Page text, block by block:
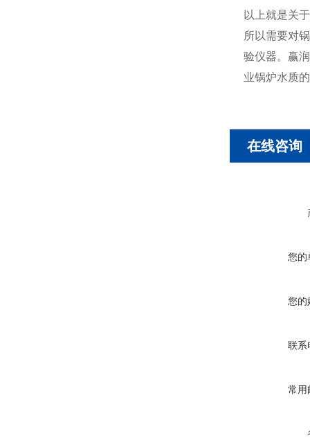
以上就是关于
所以需要对
验仪器。赢
业锅炉水质
在线咨询
您的
您的
联系
常用